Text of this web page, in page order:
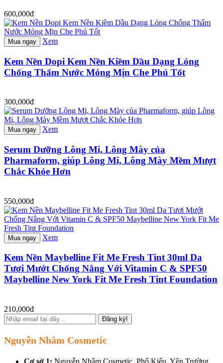
600,000đ
Mua ngay Xem
Kem Nền Dopi Kem Nền Kiềm Dầu Dạng Lỏng
Chống Thấm Nước Mỏng Mịn Che Phủ Tốt
300,000đ
Mua ngay Xem
Serum Dưỡng Lông Mi, Lông Mày của
Pharmaform, giúp Lông Mi, Lông Mày Mềm Mượt
Chắc Khỏe Hơn
550,000đ
Mua ngay Xem
Kem Nền Maybelline Fit Me Fresh Tint 30ml Da
Tươi Mướt Chống Nắng Với Vitamin C & SPF50
Maybelline New York Fit Me Fresh Tint Foundation
210,000đ
Đăng ký!
Nguyễn Nhâm Cosmetic
Cơ sở 1: Nguyễn Nhâm Cosmetic, Phố Kiểu, Yên Trường,